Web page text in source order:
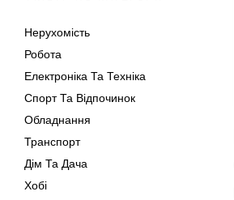
Нерухомість
Робота
Електроніка Та Техніка
Спорт Та Відпочинок
Обладнання
Транспорт
Дім Та Дача
Хобі